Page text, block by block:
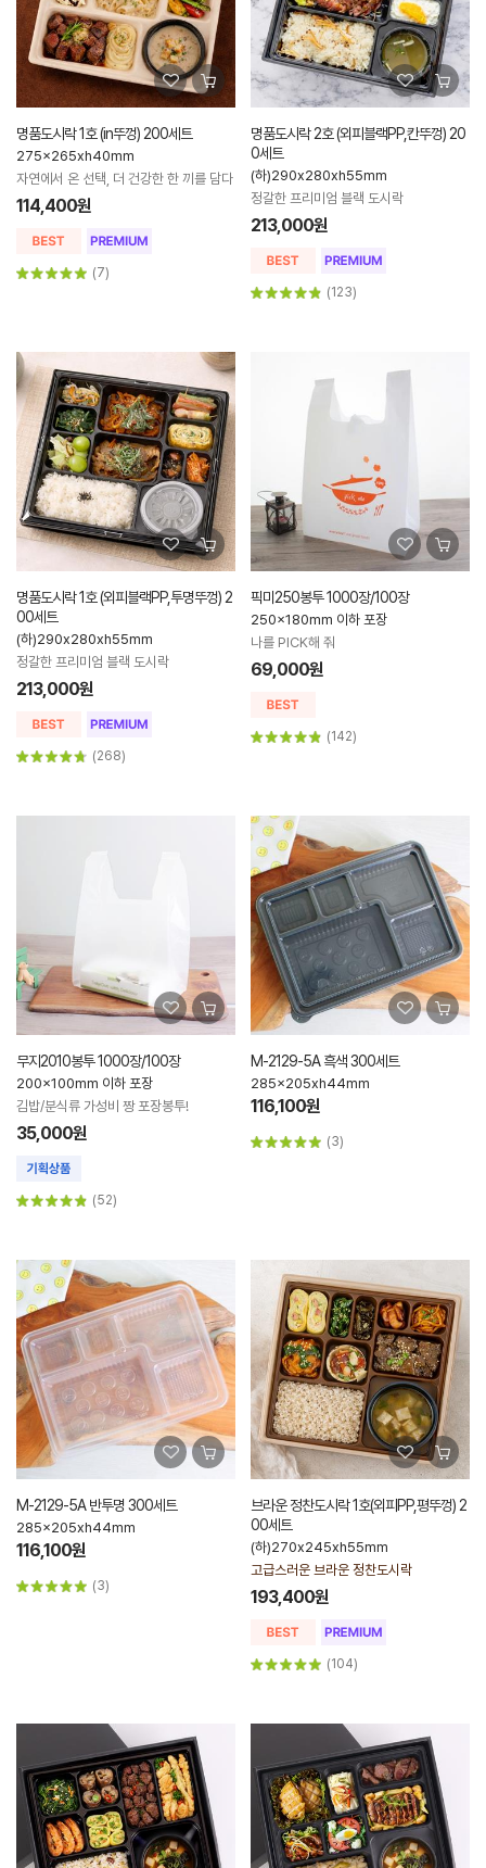
명품도시락 1호 (in뚜껑) 200세트
275x265xh40mm
자연에서 온 선택, 더 건강한 한 끼를 담다
114,400원
(7)
명품도시락 2호 (외피블랙PP,칸뚜껑) 20
0세트
(하)290x280xh55mm
정갈한 프리미엄 블랙 도시락
213,000원
(123)
명품도시락 1호 (외피블랙PP,투명뚜껑) 2
00세트
(하)290x280xh55mm
정갈한 프리미엄 블랙 도시락
213,000원
(268)
픽미250봉투 1000장/100장
250x180mm 이하 포장
나를 PICK해 줘
69,000원
(142)
무지2010봉투 1000장/100장
200x100mm 이하 포장
김밥/분식류 가성비 짱 포장봉투!
35,000원
(52)
M-2129-5A 흑색 300세트
285x205xh44mm
116,100원
(3)
M-2129-5A 반투명 300세트
285x205xh44mm
116,100원
(3)
브라운 정찬도시락 1호(외피PP,평뚜껑) 2
00세트
(하)270x245xh55mm
고급스러운 브라운 정찬도시락
193,400원
(104)